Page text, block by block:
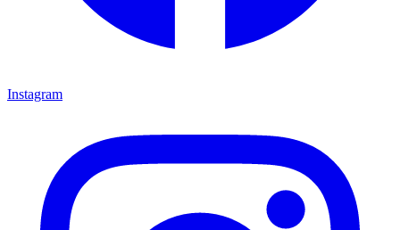
Instagram